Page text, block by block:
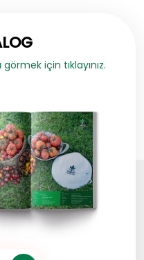
için tıklayınız.